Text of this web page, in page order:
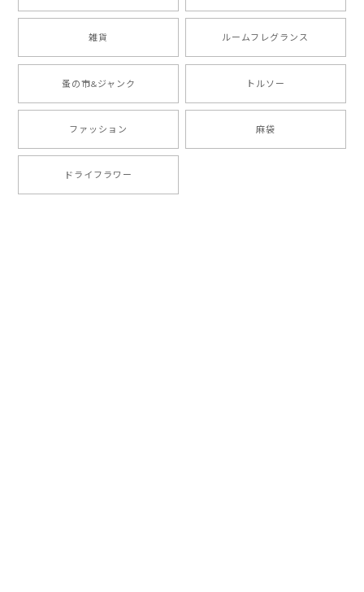
雑貨 ルームフレグランス
蚤の市&ジャンク トルソー
ファッション 麻袋
ドライフラワー